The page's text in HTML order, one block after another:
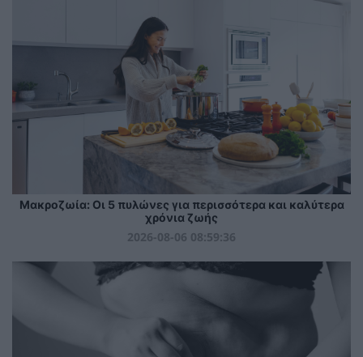
Mακροζωία: Οι 5 πυλώνες για περισσότερα και καλύτερα
χρόνια ζωής
2026-08-06 08:59:36